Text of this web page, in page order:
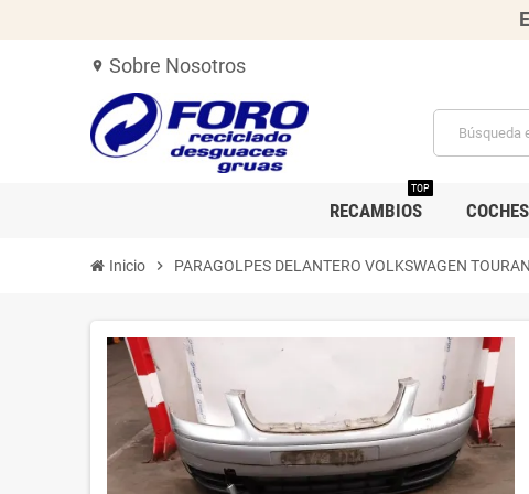
location_on Sobre Nosotros
RECAMBIOS
TOP
Inicio chevron_right PARAGOLPES DELANTERO VOLKSWAGEN TOURAN